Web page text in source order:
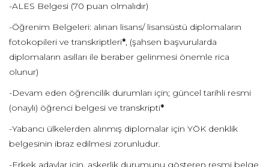
-ALES Belgesi (70 puan olmalıdır)
-Öğrenim Belgeleri: alınan lisans/ lisansüstü diplomaların
fotokopileri ve transkriptleri*, (şahsen başvurularda
diplomaların asılları ile beraber gelinmesi önemle rica
olunur)
-Devam eden öğrencilik durumları için; güncel tarihli resmi
(onaylı) öğrenci belgesi ve transkripti*
-Yabancı ülkelerden alınmış diplomalar için YÖK denklik
belgesinin ibraz edilmesi zorunludur.
-Erkek adaylar için, askerlik durumunu gösteren resmi belge